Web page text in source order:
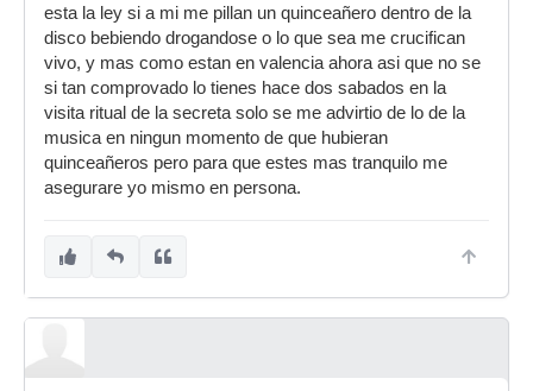
esta la ley si a mi me pillan un quinceañero dentro de la
disco bebiendo drogandose o lo que sea me crucifican
vivo, y mas como estan en valencia ahora asi que no se
si tan comprovado lo tienes hace dos sabados en la
visita ritual de la secreta solo se me advirtio de lo de la
musica en ningun momento de que hubieran
quinceañeros pero para que estes mas tranquilo me
asegurare yo mismo en persona.